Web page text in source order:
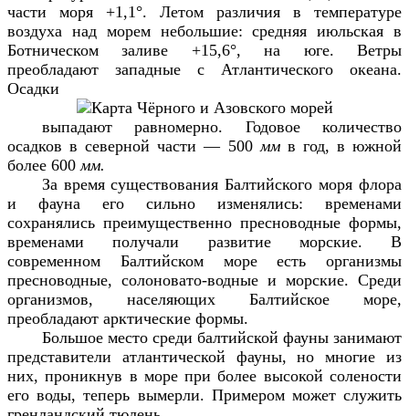
части моря +1,1°. Летом различия в температуре
воздуха над морем небольшие: средняя июльская в
Ботническом заливе +15,6°, на юге. Ветры
преобладают западные с Атлантического океана.
Осадки
выпадают равномерно. Годовое количество
осадков в северной части — 500 мм в год, в южной
более 600 мм.
За время существования Балтийского моря флора
и фауна его сильно изменялись: временами
сохранялись преимущественно пресноводные формы,
временами получали развитие морские. В
современном Балтийском море есть организмы
пресноводные, солоновато-водные и морские. Среди
организмов, населяющих Балтийское море,
преобладают арктические формы.
Большое место среди балтийской фауны занимают
представители атлантической фауны, но многие из
них, проникнув в море при более высокой солености
его воды, теперь вымерли. Примером может служить